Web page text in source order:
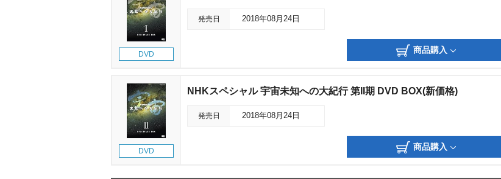
DVD
発売日 2018年08月24日
商品購入
DVD
NHKスペシャル 宇宙未知への大紀行 第II期 DVD BOX(新価格)
発売日 2018年08月24日
商品購入